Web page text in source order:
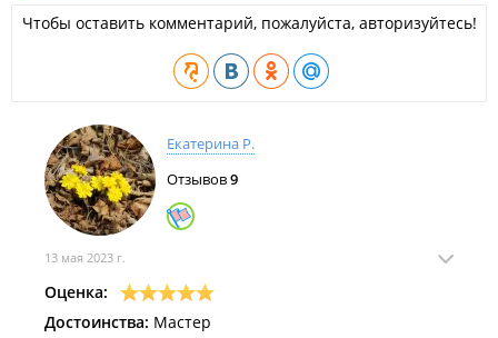
Чистка и смазка механизма;
Определение подлинности часов;
Проверка и восстановление герметичности.
На все работы есть гарантия.
Чтобы оставить комментарий, пожалуйста, авторизуйтесь!
Екатерина Р.
Отзывов9
13 мая 2023 г.
Оценка:
Достоинства: Мастер